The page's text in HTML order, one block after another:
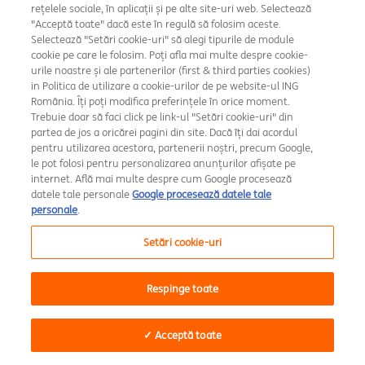
exclusiv autorilor și pot fi modificate fără notificare.
Distribuirea acestei publicații poate fi restricționată prin
lege sau reglementări, iar persoanele care intră în posesia
acesteia au obligația de a se informa și a respecta
restricțiile impuse.
Articolele publicate pe acest blog se supun protecției
drepturilor de autor, astfel încât conținutul nu poate fi
reprodus, distribuit sau publicat de nicio persoană în
niciun scop fără acordul prealabil expres al ING și
menționarea sursei. Toate drepturile sunt rezervate.
Despre noi
rețelele sociale, în aplicații și pe alte site-uri web. Selectează
"Acceptă toate" dacă este în regulă să folosim aceste.
Selectează "Setări cookie-uri" să alegi tipurile de module
cookie pe care le folosim. Poți afla mai multe despre cookie-
urile noastre și ale partenerilor (first & third parties cookies)
in Politica de utilizare a cookie-urilor de pe website-ul ING
România. Îți poți modifica preferințele în orice moment.
Trebuie doar să faci click pe link-ul "Setări cookie-uri" din
partea de jos a oricărei pagini din site. Dacă îți dai acordul
pentru utilizarea acestora, partenerii noștri, precum Google,
le pot folosi pentru personalizarea anunțurilor afișate pe
internet. Află mai multe despre cum Google procesează
datele tale personaleGoogle procesează datele tale
personale.
Setări cookie-uri
Respinge toate
✓ Acceptă toate